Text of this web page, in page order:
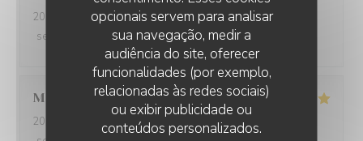
opcionais servem para analisar
sua navegação, medir a
audiência do site, oferecer
funcionalidades (por exemplo,
relacionadas às redes sociais)
ou exibir publicidade ou
conteúdos personalizados.
2026-08-01- 19:00 - guests 3
service
ambience:4/5 menu: 4/5 quality_price
Mathéo D
2026-07-31
- 18:30 - guests 2